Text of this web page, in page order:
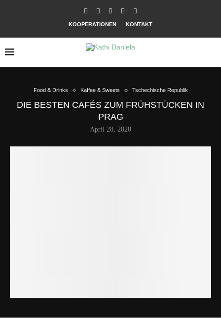
KOOPERATIONEN KONTAKT
Food & Drinks Kaffee & Sweets Tschechische Republik
DIE BESTEN CAFÉS ZUM FRÜHSTÜCKEN IN
PRAG
April 28, 2020